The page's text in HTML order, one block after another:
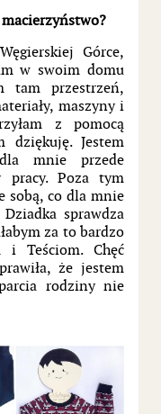
Górce,
w swoim domu
tam przestrzeń,
maszyny i
z pomocą
dziękuję. Jestem
mnie przede
pracy. Poza tym
sobą, co dla mnie
sprawdza
za to bardzo
i Teściom. Chęć
że jestem
rodziny nie